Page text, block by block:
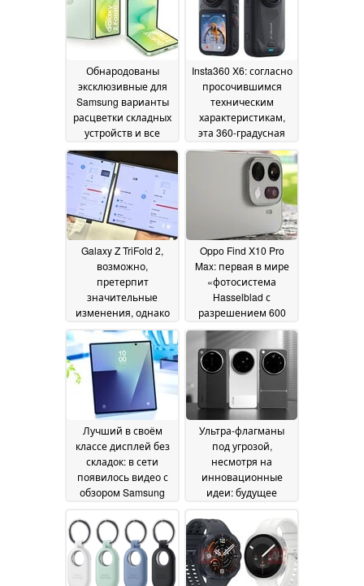
Обнародованы
эксклюзивные для
Samsung варианты
расцветки складных
устройств и все
цены в
австралийских
долларах.
Представлен сенсор
камеры Galaxy Z Fold
814 July 2026
Insta360 X6: согласно
просочившимся
техническим
характеристикам,
эта 360-градусная
камера, несмотря на
более компактные
размеры, оснащена
сенсорами размером
почти 1 дюйм и
аккумулятором14 July
2026
Galaxy Z TriFold 2,
возможно,
претерпит
значительные
изменения, однако
сначала ожидается
появление гораздо
более интересного
смартфона от
Samsung
14 July 2026
Oppo Find X10 Pro
Max: первая в мире
«фотосистема
Hasselblad с
разрешением 600
МП» становится всё
ближе к серийному
производству13 July
2026
Лучший в своём
классе дисплей без
складок: в сети
появилось видео с
обзором Samsung
July 2026
Ультра-флагманы
под угрозой,
несмотря на
инновационные
идеи: будущее
Ultra, Vivo X500 Ultra
и Oppo Find X10 Ultra
12 July 2026